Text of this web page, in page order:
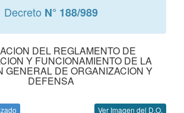
Decreto N° 188/989
DEL REGLAMENTO DE
Y FUNCIONAMIENTO DE LA
GENERAL DE ORGANIZACION Y
DEFENSA
Ver Imagen del D.O.